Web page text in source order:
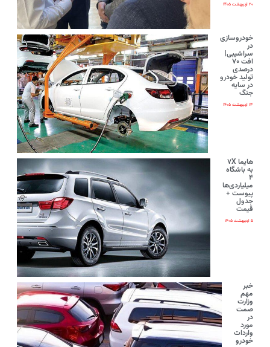
۲۰ اردیبهشت ۱۴۰۵
خودروسازی
در
سراشیبی|
افت ۷۰
درصدی
تولید خودرو
در سایه
جنگ
۱۳ اردیبهشت ۱۴۰۵
هایما ۷X
به باشگاه
۴
میلیاردی‌ها
پیوست +
جدول
قیمت
۵ اردیبهشت ۱۴۰۵
خبر
مهم
وزارت
صمت
در
مورد
واردات
خودرو